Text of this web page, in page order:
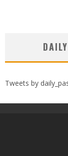
Tweets by